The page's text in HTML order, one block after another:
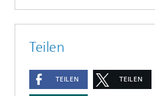
Teilen
TEILEN TEILEN